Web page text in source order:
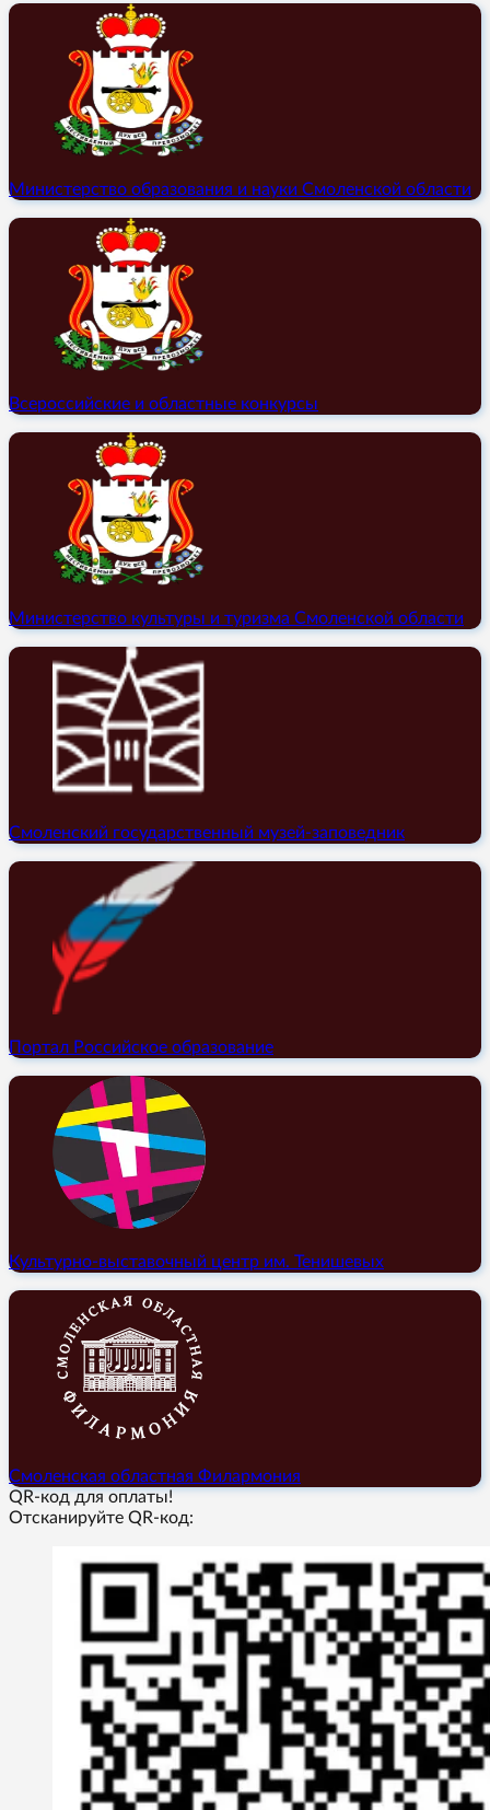
Министерство образования и науки Смоленской области
Всероссийские и областные конкурсы
Министерство культуры и туризма Смоленской области
Смоленский государственный музей-заповедник
Портал Российское образование
Культурно-выставочный центр им. Тенишевых
Смоленская областная Филармония
QR-код для оплаты!
Отсканируйте QR-код: